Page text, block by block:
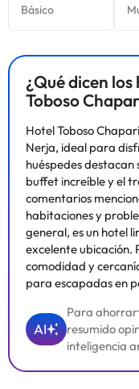
¿Qué dicen
Toboso
Hotel Toboso
Nerja, ideal para
huéspedes destacan
buffet increíble y el
comentarios
habitaciones y
general, es un hotel
excelente ubicación.
comodidad y
para escapadas en
AI
Para
resumido
inteligencia